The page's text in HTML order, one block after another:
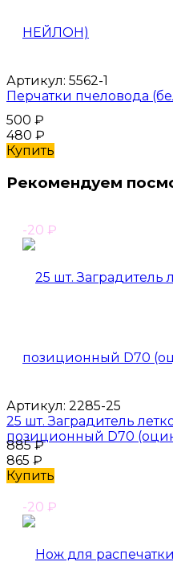
Артикул: 5562-1
Перчатки пчеловода
500 ₽
480 ₽
Купить
Рекомендуем
-20 ₽
Артикул: 2285-25
25 шт. Заградитель
позиционный D70
885₽
865 ₽
Купить
-20 ₽